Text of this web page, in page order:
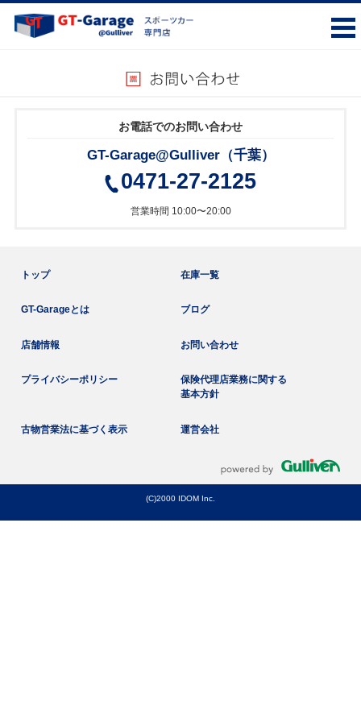
お電話でのお問い合わせ
GT-Garage@Gulliver（千葉）
0471-27-2125
営業時間 10:00〜20:00
トップ 在庫一覧
GT-Garageとは ブログ
店舗情報 お問い合わせ
プライバシーポリシー
保険代理店業務に関する
基本方針
古物営業法に基づく表示 運営会社
(C)2000 IDOM Inc.